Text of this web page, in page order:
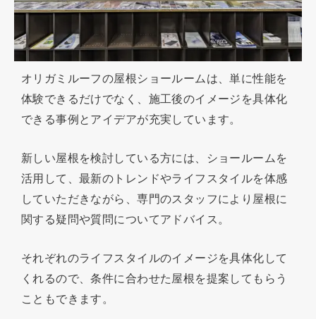
オリガミルーフの屋根ショールームは、単に性能を
体験できるだけでなく、施工後のイメージを具体化
できる事例とアイデアが充実しています。
新しい屋根を検討している方には、ショールームを
活用して、最新のトレンドやライフスタイルを体感
していただきながら、専門のスタッフにより屋根に
関する疑問や質問についてアドバイス。
それぞれのライフスタイルのイメージを具体化して
くれるので、条件に合わせた屋根を提案してもらう
こともできます。